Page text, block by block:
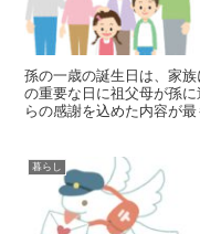
孫の一歳の誕生日は、家
の重要な日に祖父母が孫
らの感謝を込めた内容が
暮らし